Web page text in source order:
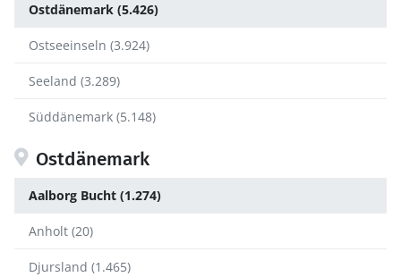
Ostdänemark (5.426)
Ostseeinseln (3.924)
Seeland (3.289)
Süddänemark (5.148)
Ostdänemark
Aalborg Bucht (1.274)
Anholt (20)
Djursland (1.465)